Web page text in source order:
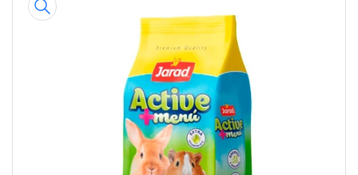
Abrir
medios
1